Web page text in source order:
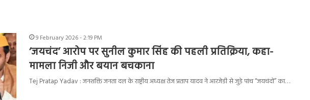
9 February 2026 - 2:19 PM
‘जयचंद’ आरोप पर सुनील कुमार सिंह की पहली प्रतिक्रिया, कहा-
मामला निजी और बयान बचकाना
Tej Pratap Yadav : जनशक्ति जनता दल के राष्ट्रीय अध्यक्ष तेज प्रताप यादव ने आरजेडी से जुड़े पांच “जयचंदों” का…